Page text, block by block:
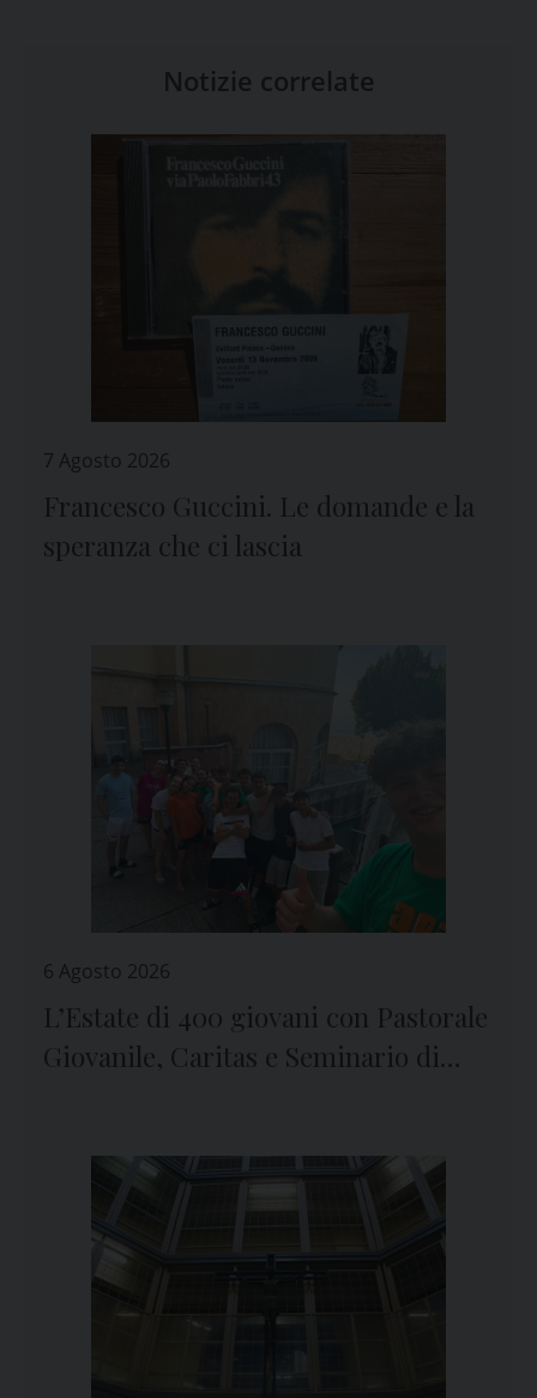
Notizie correlate
7 Agosto 2026
Francesco Guccini. Le domande e la
speranza che ci lascia
6 Agosto 2026
L’Estate di 400 giovani con Pastorale
Giovanile, Caritas e Seminario di